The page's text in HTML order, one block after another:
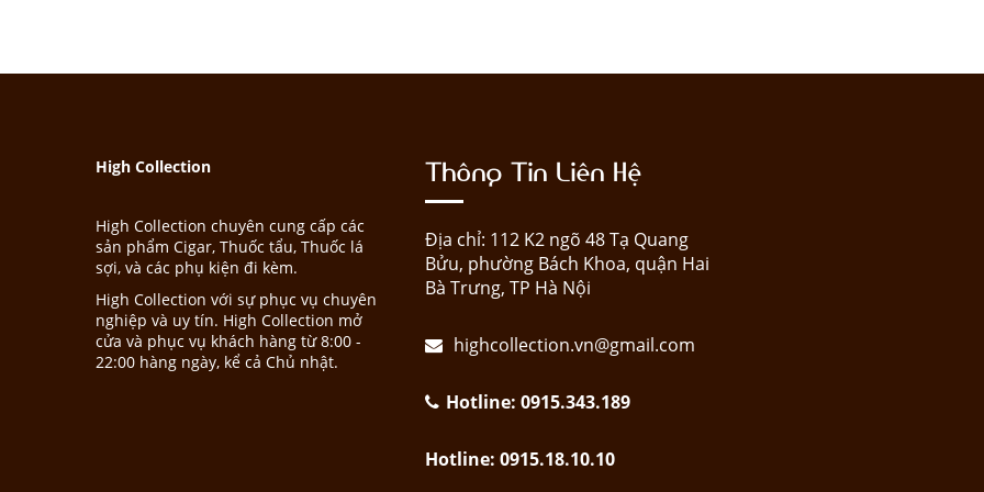
High Collection
High Collection chuyên cung cấp các
sản phẩm Cigar, Thuốc tẩu, Thuốc lá
sợi, và các phụ kiện đi kèm.
High Collection với sự phục vụ chuyên
nghiệp và uy tín. High Collection mở
cửa và phục vụ khách hàng từ 8:00 -
22:00 hàng ngày, kể cả Chủ nhật.
Thông Tin Liên Hệ
Địa chỉ: 112 K2 ngõ 48 Tạ Quang
Bửu, phường Bách Khoa, quận Hai
Bà Trưng, TP Hà Nội
highcollection.vn@gmail.com
Hotline: 0915.343.189
Hotline: 0915.18.10.10